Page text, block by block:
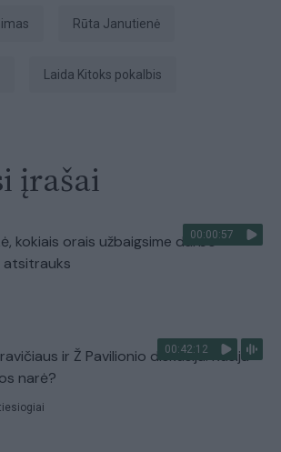
Rūta Janutienė
laida Kitoks pokalbis
įrašai
00:00:57
kokiais orais užbaigsime darbo
atsitrauks
00:42:12
ir Ž Pavilionio diskusija: Rusija
narė?